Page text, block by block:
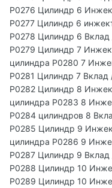
P0276 Цилиндр 6
P0277 Цилиндр 6
P0278 Цилиндр 6 Вклад
P0279 Цилиндр 7
цилиндра P0280 7
P0281 Цилиндр 7 Вклад
P0282 Цилиндр 8
цилиндра P0283 8
P0284 цилиндров 8
P0285 Цилиндр 9
цилиндра P0286 9
P0287 Цилиндр 9 Вклад
P0288 Цилиндр 10
P0289 Цилиндр 10